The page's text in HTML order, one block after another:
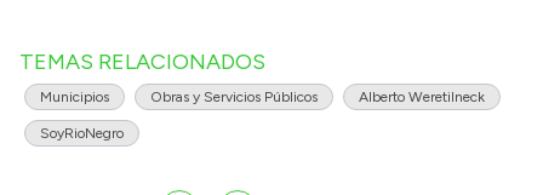
TEMAS RELACIONADOS
Municipios Obras y Servicios Públicos Alberto Weretilneck
SoyRioNegro